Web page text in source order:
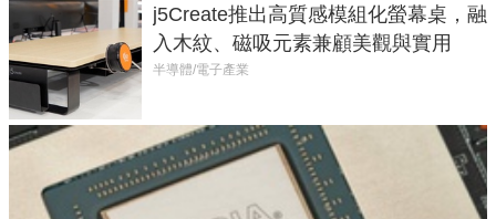
j5Create推出高質感模組化螢幕桌，融
入木紋、磁吸元素兼顧美觀與實用
半導體/電子產業